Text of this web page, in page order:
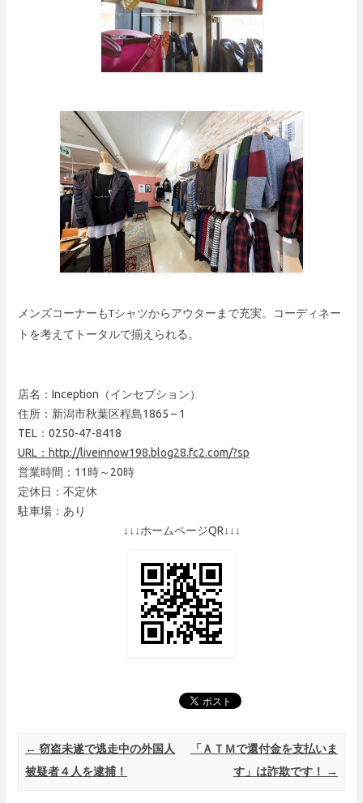
メンズコーナーもTシャツからアウターまで充実。コーディネー
トを考えてトータルで揃えられる。
店名：Inception（インセプション）
住所：新潟市秋葉区程島1865 – 1
TEL：0250-47-8418
URL： http://liveinnow198.blog28.fc2.com/?sp
営業時間：11時～20時
定休日：不定休
駐車場：あり
↓↓↓ホームページQR↓↓↓
Post navigation
← 窃盗未遂で逃走中の外国人
被疑者４人を逮捕！
「ＡＴＭで還付金を支払いま
す」は詐欺です！
→